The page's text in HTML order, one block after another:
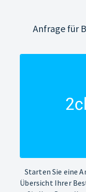
Anfrage für
Starten Sie eine
Übersicht Ihrer